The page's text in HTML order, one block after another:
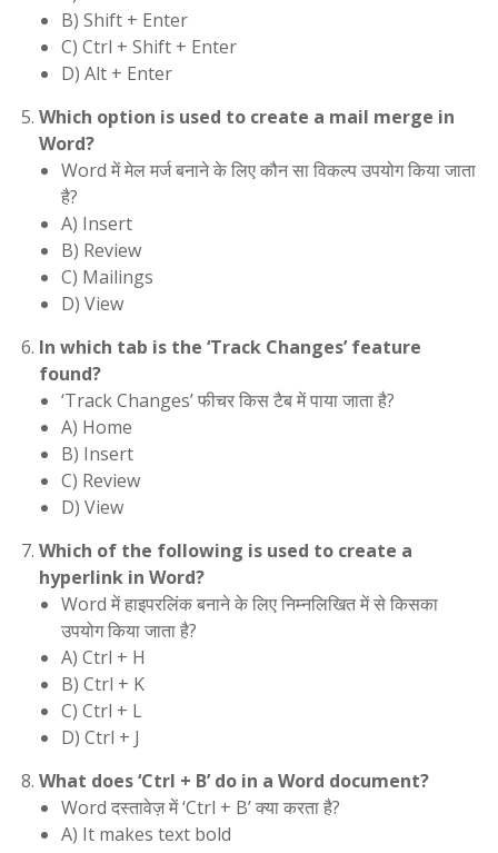
B) Shift + Enter
C) Ctrl + Shift + Enter
D) Alt + Enter
Which option is used to create a mail merge in
Word?
Word में मेल मर्ज बनाने के लिए कौन सा विकल्प उपयोग किया जाता
है?
A) Insert
B) Review
C) Mailings
D) View
In which tab is the ‘Track Changes’ feature
found?
‘Track Changes’ फीचर किस टैब में पाया जाता है?
A) Home
B) Insert
C) Review
D) View
Which of the following is used to create a
hyperlink in Word?
Word में हाइपरलिंक बनाने के लिए निम्नलिखित में से किसका
उपयोग किया जाता है?
A) Ctrl + H
B) Ctrl + K
C) Ctrl + L
D) Ctrl + J
What does ‘Ctrl + B’ do in a Word document?
Word दस्तावेज़ में ‘Ctrl + B’ क्या करता है?
A) It makes text bold